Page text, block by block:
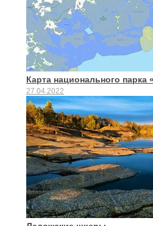
Карта национального
27.04.2022